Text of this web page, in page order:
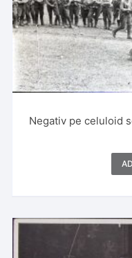
Negativ pe celuloid